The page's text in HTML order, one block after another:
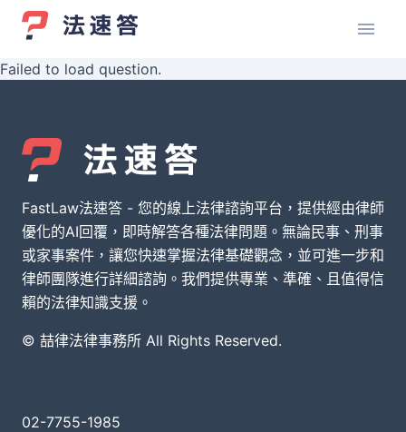
Failed to load question.
FastLaw法速答 - 您的線上法律諮詢平台，提供經由律師
優化的AI回覆，即時解答各種法律問題。無論民事、刑事
或家事案件，讓您快速掌握法律基礎觀念，並可進一步和
律師團隊進行詳細諮詢。我們提供專業、準確、且值得信
賴的法律知識支援。
© 喆律法律事務所 All Rights Reserved.
02-7755-1985